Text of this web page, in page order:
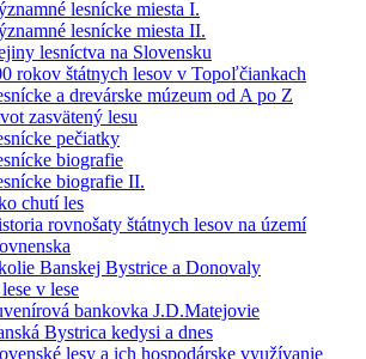
lesnícke miesta I.
lesnícke miesta II.
lesníctva na Slovensku
rokov štátnych lesov v Topoľčiankach
a drevárske múzeum od A po Z
zasvätený lesu
pečiatky
biografie
biografie II.
chutí les
rovnošaty štátnych lesov na území
Banskej Bystrice a Donovaly
v lese
bankovka J.D.Matejovie
Bystrica kedysi a dnes
lesy a ich hospodárske využívanie